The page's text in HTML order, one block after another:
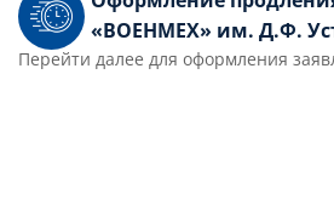
«ВОЕНМЕХ» им. Д.Ф.
Перейти далее для оформления